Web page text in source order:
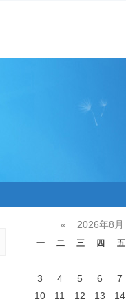
« 2026年8月
一 二 三 四 五
3
4 5 6 7
10
11 12 13 14